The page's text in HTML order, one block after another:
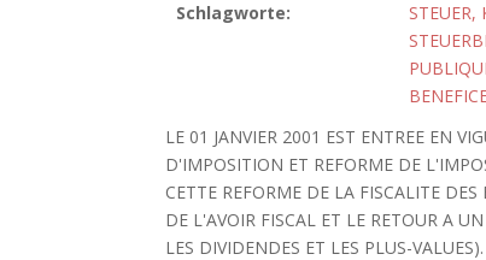
Schlagworte:
STEUER,
LE 01 JANVIER 2001 EST ENTREE EN
D'IMPOSITION ET REFORME DE
CETTE REFORME DE LA FISCALITE
DE L'AVOIR FISCAL ET LE RETOUR A
LES DIVIDENDES ET LES PLUS-VALUES).